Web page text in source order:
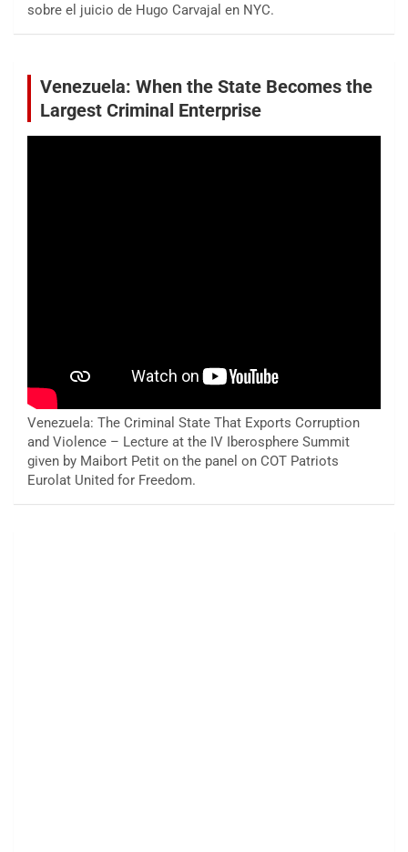
sobre el juicio de Hugo Carvajal en NYC.
Venezuela: When the State Becomes the
Largest Criminal Enterprise
Venezuela: The Criminal State That Exports Corruption
and Violence – Lecture at the IV Iberosphere Summit
given by Maibort Petit on the panel on COT Patriots
Eurolat United for Freedom.